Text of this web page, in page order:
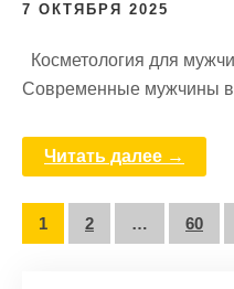
7 ОКТЯБРЯ 2025
Косметология для
Современные мужчины
Читать далее →
Пагинация
1 2 … 60